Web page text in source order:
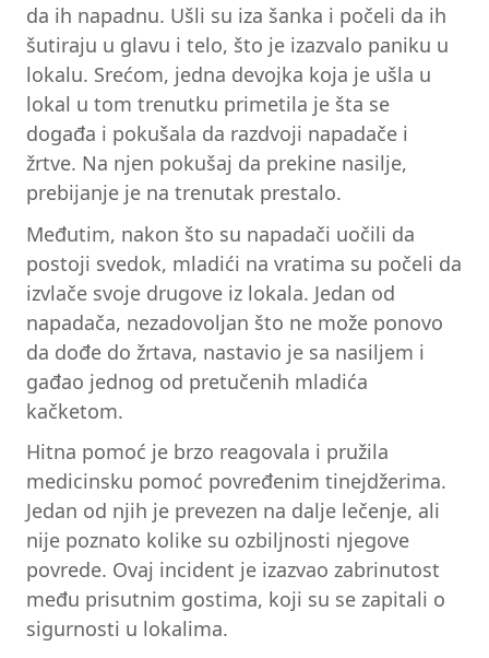
da ih napadnu. Ušli su iza šanka i počeli da ih
šutiraju u glavu i telo, što je izazvalo paniku u
lokalu. Srećom, jedna devojka koja je ušla u
lokal u tom trenutku primetila je šta se
događa i pokušala da razdvoji napadače i
žrtve. Na njen pokušaj da prekine nasilje,
prebijanje je na trenutak prestalo.
Međutim, nakon što su napadači uočili da
postoji svedok, mladići na vratima su počeli da
izvlače svoje drugove iz lokala. Jedan od
napadača, nezadovoljan što ne može ponovo
da dođe do žrtava, nastavio je sa nasiljem i
gađao jednog od pretučenih mladića
kačketom.
Hitna pomoć je brzo reagovala i pružila
medicinsku pomoć povređenim tinejdžerima.
Jedan od njih je prevezen na dalje lečenje, ali
nije poznato kolike su ozbiljnosti njegove
povrede. Ovaj incident je izazvao zabrinutost
među prisutnim gostima, koji su se zapitali o
sigurnosti u lokalima.